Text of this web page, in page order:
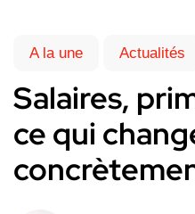
A la une Actualités
Salaires,
ce qui